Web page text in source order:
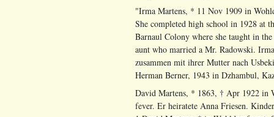
"Irma Martens, * 11 Nov 1909 in
She completed high school in 1928 at
Barnaul Colony where she taught in
aunt who married a Mr. Radowski.
zusammen mit ihrer Mutter nach
Herman Berner, 1943 in Dzhambul,
David Martens, * 1863, † Apr 1922 in
fever. Er heiratete Anna Friesen.